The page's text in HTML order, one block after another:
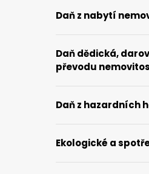
Daň z nabytí
Daň dědická,
převodu
Daň z hazardních
Ekologické a